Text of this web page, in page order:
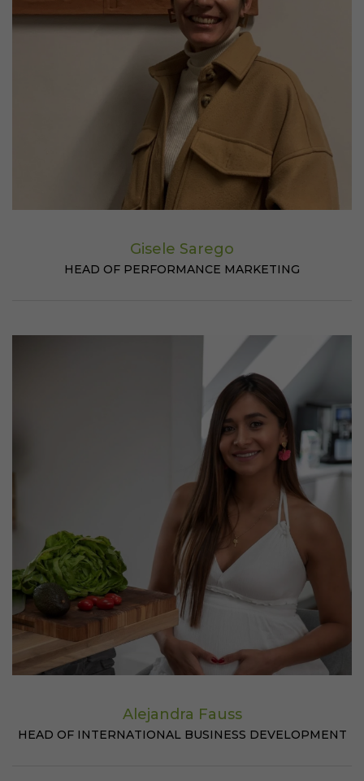
Gisele Sarego
HEAD OF PERFORMANCE MARKETING
Alejandra Fauss
HEAD OF INTERNATIONAL BUSINESS DEVELOPMENT